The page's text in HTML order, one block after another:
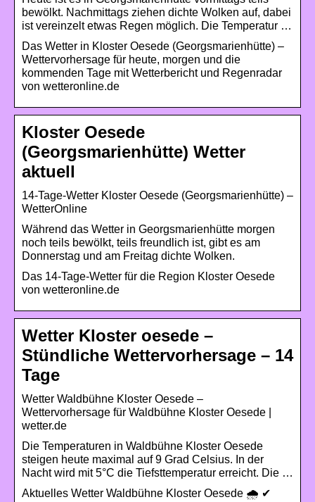
bewölkt. Nachmittags ziehen dichte Wolken auf, dabei
ist vereinzelt etwas Regen möglich. Die Temperatur …
Das Wetter in Kloster Oesede (Georgsmarienhütte) –
Wettervorhersage für heute, morgen und die
kommenden Tage mit Wetterbericht und Regenradar
von wetteronline.de
Kloster Oesede
(Georgsmarienhütte) Wetter
aktuell
14-Tage-Wetter Kloster Oesede (Georgsmarienhütte) –
WetterOnline
Während das Wetter in Georgsmarienhütte morgen
noch teils bewölkt, teils freundlich ist, gibt es am
Donnerstag und am Freitag dichte Wolken.
Das 14-Tage-Wetter für die Region Kloster Oesede
von wetteronline.de
Wetter Kloster oesede –
Stündliche Wettervorhersage – 14
Tage
Wetter Waldbühne Kloster Oesede –
Wettervorhersage für Waldbühne Kloster Oesede |
wetter.de
Die Temperaturen in Waldbühne Kloster Oesede
steigen heute maximal auf 9 Grad Celsius. In der
Nacht wird mit 5°C die Tiefsttemperatur erreicht. Die …
Aktuelles Wetter Waldbühne Kloster Oesede 🌧️ ✔